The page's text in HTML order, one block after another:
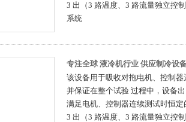
3 出（3 路温度、3 路流量独立控
系统
专注全球 液冷机行业 供应制冷设
该设备用于吸收对拖电机、控制器
并保证在整个试验 过程中，设备
满足电机、控制器连续测试时恒
3 出（3 路温度、3 路流量独立控